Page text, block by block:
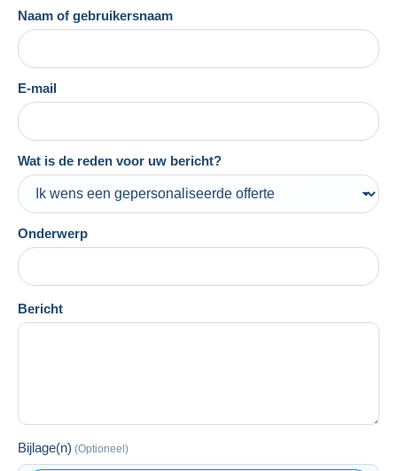
Naam of gebruikersnaam
E-mail
Wat is de reden voor uw bericht?
Onderwerp
Bericht
Bijlage(n) (Optioneel)